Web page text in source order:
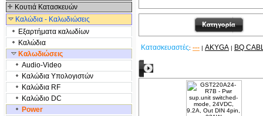
Κουτιά Κατασκευών
Καλώδια - Καλωδιώσεις
Εξαρτήματα καλωδίων
Καλώδια
Καλωδιώσεις
Audio-Video
Καλώδια Υπολογιστών
Καλώδια RF
Καλώδιο DC
Power
Κατασκευαστές: --- | AKYGA | BQ